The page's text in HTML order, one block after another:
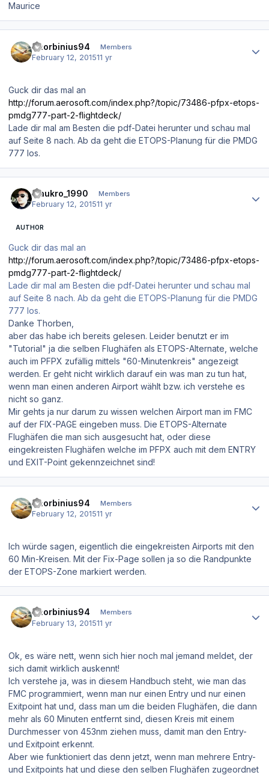
Maurice
Thorbinius94 Members
February 12, 201511 yr
Guck dir das mal an
http://forum.aerosoft.com/index.php?/topic/73486-pfpx-etops-
pmdg777-part-2-flightdeck/
Lade dir mal am Besten die pdf-Datei herunter und schau mal
auf Seite 8 nach. Ab da geht die ETOPS-Planung für die PMDG
777 los.
maukro_1990 Members
February 12, 201511 yr
AUTHOR
Guck dir das mal an
http://forum.aerosoft.com/index.php?/topic/73486-pfpx-etops-
pmdg777-part-2-flightdeck/
Lade dir mal am Besten die pdf-Datei herunter und schau mal
auf Seite 8 nach. Ab da geht die ETOPS-Planung für die PMDG
777 los.
Danke Thorben,
aber das habe ich bereits gelesen. Leider benutzt er im
"Tutorial" ja die selben Flughäfen als ETOPS-Alternate, welche
auch im PFPX zufällig mittels "60-Minutenkreis" angezeigt
werden. Er geht nicht wirklich darauf ein was man zu tun hat,
wenn man einen anderen Airport wählt bzw. ich verstehe es
nicht so ganz.
Mir gehts ja nur darum zu wissen welchen Airport man im FMC
auf der FIX-PAGE eingeben muss. Die ETOPS-Alternate
Flughäfen die man sich ausgesucht hat, oder diese
eingekreisten Flughäfen welche im PFPX auch mit dem ENTRY
und EXIT-Point gekennzeichnet sind!
Thorbinius94 Members
February 12, 201511 yr
Ich würde sagen, eigentlich die eingekreisten Airports mit den
60 Min-Kreisen. Mit der Fix-Page sollen ja so die Randpunkte
der ETOPS-Zone markiert werden.
Thorbinius94 Members
February 13, 201511 yr
Ok, es wäre nett, wenn sich hier noch mal jemand meldet, der
sich damit wirklich auskennt!
Ich verstehe ja, was in diesem Handbuch steht, wie man das
FMC programmiert, wenn man nur einen Entry und nur einen
Exitpoint hat und, dass man um die beiden Flughäfen, die dann
mehr als 60 Minuten entfernt sind, diesen Kreis mit einem
Durchmesser von 453nm ziehen muss, damit man den Entry-
und Exitpoint erkennt.
Aber wie funktioniert das denn jetzt, wenn man mehrere Entry-
und Exitpoints hat und diese den selben Flughäfen zugeordnet